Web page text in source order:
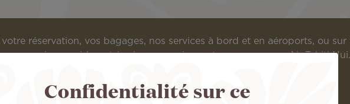
votre réservation, vos bagages, nos services à bord et en aéroports, ou
qui vous aideront à mieux organiser votre voyage avec Air Tahiti Nui.
Confidentialité sur ce